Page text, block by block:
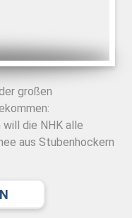
großen
die NHK alle
aus Stubenhockern